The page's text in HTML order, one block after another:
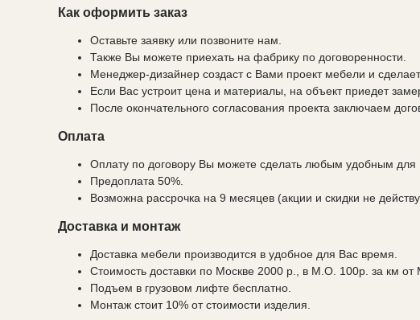
Как оформить заказ
Оставьте заявку или позвоните нам.
Также Вы можете приехать на фабрику по договоренности.
Менеджер-дизайнер создаст с Вами проект мебели и сделает
Если Вас устроит цена и материалы, на объект приедет
После окончательного согласования проекта заключаем
Оплата
Оплату по договору Вы можете сделать любым удобным
Предоплата 50%.
Возможна рассрочка на 9 месяцев (акции и скидки не
Доставка и монтаж
Доставка мебели производится в удобное для Вас время.
Стоимость доставки по Москве 2000 р., в М.О. 100р. за км от
Подъем в грузовом лифте бесплатно.
Монтаж стоит 10% от стоимости изделия.